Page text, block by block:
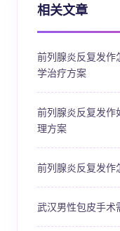
相关文章
前列腺炎反复发
学治疗方案
前列腺炎反复发作
理方案
前列腺炎反复发作
武汉男性包皮手术